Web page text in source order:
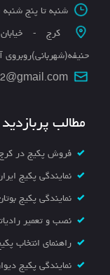
شنبه تا پنج شنبه -
مطالب پربازدید
فروش پکیج در
نمایندگی پکیج
نمایندگی پکیج
نصب و تعمیر
راهنمای انتخاب
نمایندگی پکیج